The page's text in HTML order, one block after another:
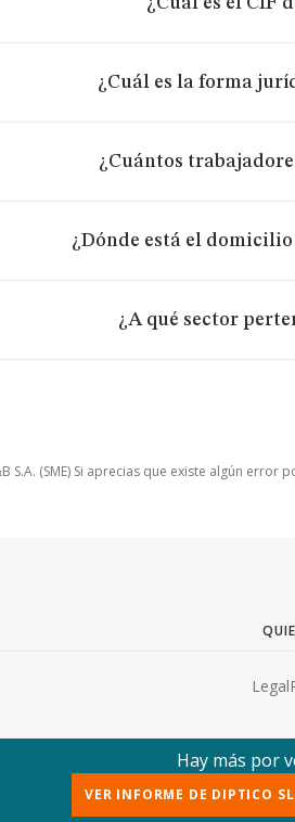
¿Cuál es la forma
¿Cuántos
¿Dónde está el
¿A qué sector
(SME) Si aprecias que existe algún
Legal
Hay más por
VER INFORME DE DIPTICO